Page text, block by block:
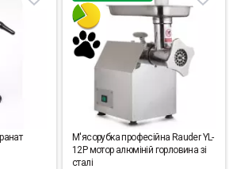
М'ясорубка професійна Rauder YL-
12P мотор алюміній горловина зі
сталі